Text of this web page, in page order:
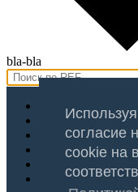
согласие
cookie на
bla-bla
Продажа
Аренда
Оценка
Услуги